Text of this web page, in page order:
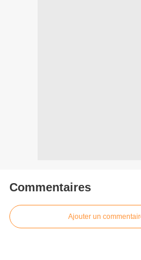
Commentaires
Ajouter un